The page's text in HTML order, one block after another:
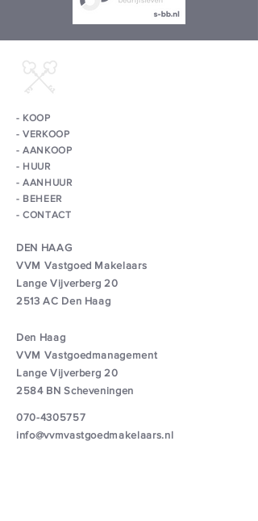
- KOOP
- VERKOOP
- AANKOOP
- HUUR
- AANHUUR
- BEHEER
- CONTACT
DEN HAAG
VVM Vastgoed Makelaars
Lange Vijverberg 20
2513 AC Den Haag
Den Haag
VVM Vastgoedmanagement
Lange Vijverberg 20
2584 BN Scheveningen
070-4305757
info@vvmvastgoedmakelaars.nl